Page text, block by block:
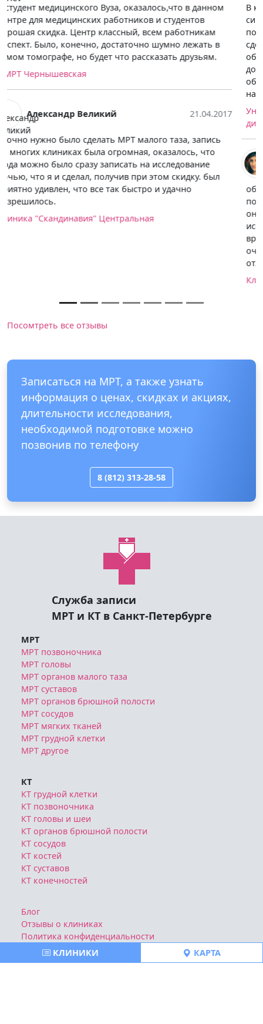
В клинику меня привела моя болезнь, а вернее её
симптомы, ужасная головная боль не давала мне
покою ни днём ни ночью. Врач терапевт посоветовал
сделать МРТ головного мозга. Когда узнала стоимость
обследования была, была в замешательстве. Такая
дорогая диагностика, но как я ошибалась. Благодаря
обследованию, очень быстро нашли причину и
назначили лечение. СПАСИБО медперсоналу.
Университет им. И.И.Мечникова. Кафедра лучевой
диагностики и лучевой терапии
Анюта Тризно-Шустова 21.04.2017
обратилась в эту клинику первый раз, все друзья
посоветовали именно ее, записалась на Литейный т.к.
она ближе всего к работе, успела сходить на
исследование во время обеда, что сэкономило кучу
Посомтреть все отзывы
Записаться на МРТ, а также узнать
информация о ценах, скидках и акциях,
длительности исследования,
необходимой подготовке можно
позвонив по телефону
8 (812) 313-28-58
КЛИНИКИ КАРТА
Служба записи
МРТ и КТ в Санкт-Петербурге
МРТ
МРТ позвоночника
МРТ головы
МРТ органов малого таза
МРТ суставов
МРТ органов брюшной полости
МРТ сосудов
МРТ мягких тканей
МРТ грудной клетки
МРТ другое
КТ
КТ грудной клетки
КТ позвоночника
КТ головы и шеи
КТ органов брюшной полости
КТ сосудов
КТ костей
КТ суставов
КТ конечностей
Блог
Отзывы о клиниках
Политика конфиденциальности
Публичная оферта